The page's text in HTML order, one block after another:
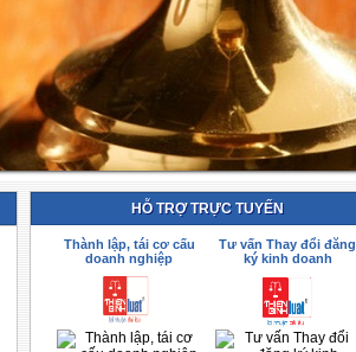
HỖ TRỢ TRỰC TUYẾN
Thành lập, tái cơ cấu
doanh nghiệp
Tư vấn Thay đổi đăng
ký kinh doanh